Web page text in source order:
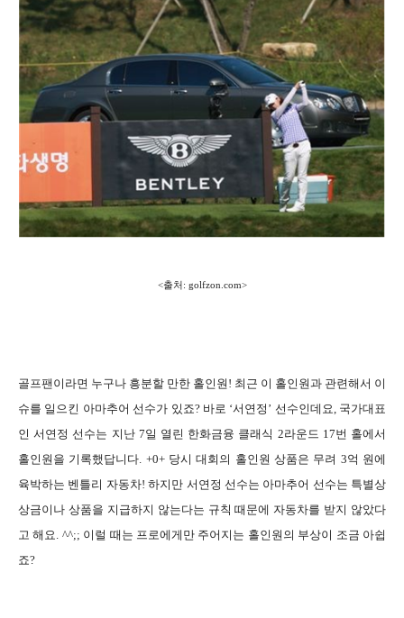
<출처 : golfzon.com>
골프팬이라면 누구나 흥분할 만한 홀인원 ! 최근 이 홀인원과 관련해서 이
슈를 일으킨 아마추어 선수가 있죠? 바로 ‘서연정 ’ 선수인데요, 국가대표
인 서연정 선수는 지난7일 열린 한화금융 클래식 2라운드 17번 홀에서
홀인원을 기록했답니다. +0+ 당시 대회의 홀인원 상품은 무려 3억 원에
육박하는 벤틀리 자동차!하지만 서연정 선수는 아마추어 선수는 특별상
상금이나 상품을 지급하지 않는다는 규칙 때문에 자동차를 받지 않았다
고 해요. ^^;; 이럴 때는 프로에게만 주어지는 홀인원의 부상이 조금 아쉽
죠?